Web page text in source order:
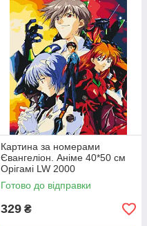
Картина за номерами
Євангеліон. Аніме 40*50 см
Орігамі LW 2000
Готово до відправки
329 ₴